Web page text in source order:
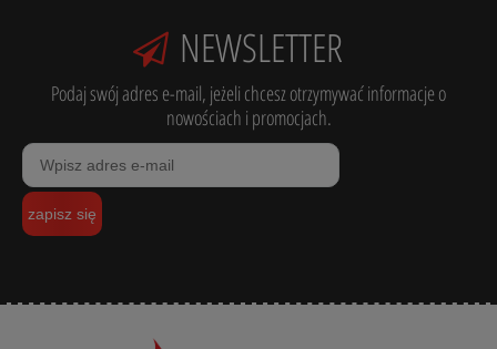
NEWSLETTER
Podaj swój adres e-mail, jeżeli chcesz otrzymywać informacje o
nowościach i promocjach.
zapisz się